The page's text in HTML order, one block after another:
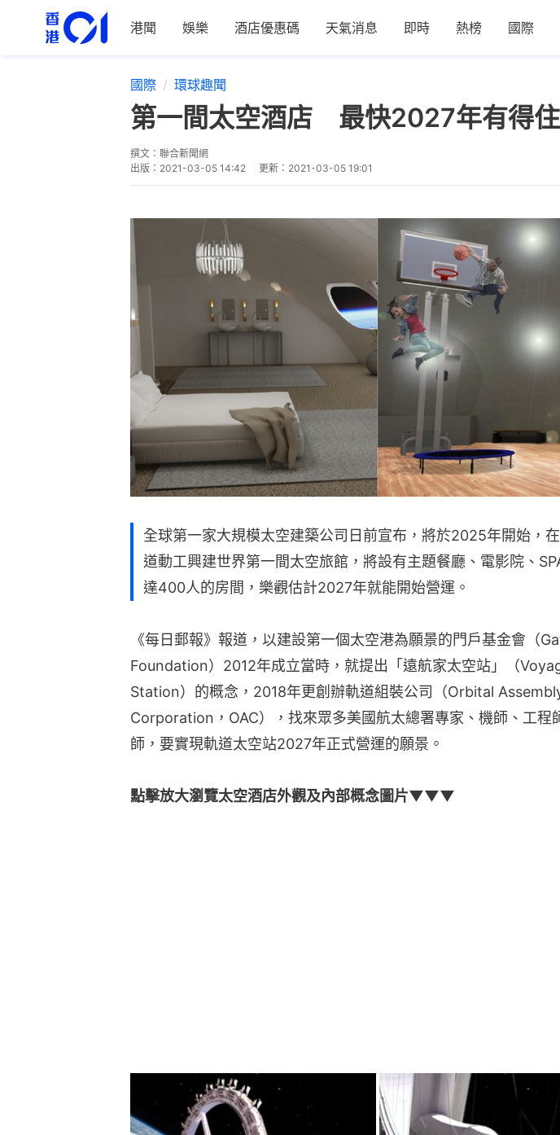
港聞 娛樂 酒店優惠碼 天氣消息 即時 熱榜 國際
國際 環球趣聞
第一間太空酒店 最快2027年有得
撰文： 聯合新聞網
出版： 2021-03-05 14:42 更新： 2021-03-05 19:01
全球第一家大規模太空建築公司日前宣布，將於2025年開始，
道動工興建世界第一間太空旅館，將設有主題餐廳、電影院、
達400人的房間，樂觀估計2027年就能開始營運。
《每日郵報》報道，以建設第一個太空港為願景的門戶基金會（
Foundation）2012年成立當時，就提出「遠航家太空站」（
Station）的概念，2018年更創辦軌道組裝公司（Orbital
Corporation，OAC），找來眾多美國航太總署專家、機師、工程
師，要實現軌道太空站2027年正式營運的願景。
點擊放大瀏覽太空酒店外觀及內部概念圖片▼▼▼